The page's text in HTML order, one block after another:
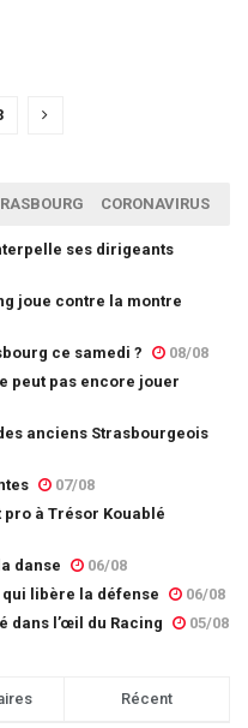
CORONAVIRUS
ses dirigeants
joue contre la montre
ce samedi ?
08/08
peut pas encore jouer
anciens Strasbourgeois
07/08
à Trésor Kouablé
danse
06/08
qui libère la défense
06/08
dans l’œil du Racing
05/08
Récent